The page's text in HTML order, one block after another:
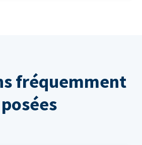
fréquemment
posées